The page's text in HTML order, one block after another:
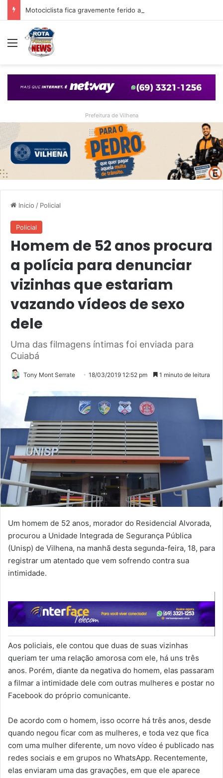
Menu
Prefeitura de Vilhena
Inicio / Policial
Policial
Homem de 52 anos procura
a polícia para denunciar
vizinhas que estariam
vazando vídeos de sexo
dele
Uma das filmagens íntimas foi enviada para
Cuiabá
Tony Mont Serrate 18/03/2019 12:52 pm 1 minuto de leitura
Um homem de 52 anos, morador do Residencial Alvorada,
procurou a Unidade Integrada de Segurança Pública
(Unisp) de Vilhena, na manhã desta segunda-feira, 18, para
registrar um atentado que vem sofrendo contra sua
intimidade.
Aos policiais, ele contou que duas de suas vizinhas
queriam ter uma relação amorosa com ele, há uns três
anos. Porém, diante da negativa do homem, elas passaram
a filmar a intimidade dele com outras mulheres e postar no
Facebook do próprio comunicante.
De acordo com o homem, isso ocorre há três anos, desde
quando negou ficar com as mulheres, e toda vez que fica
com uma mulher diferente, um novo vídeo é publicado nas
redes sociais e em grupos no WhatsApp. Recentemente,
elas enviaram uma das gravações, em que ele aparece